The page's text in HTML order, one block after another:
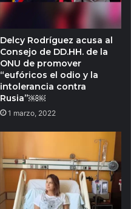
Delcy Rodríguez acusa al
Consejo de DD.HH. de la
ONU de promover
“eufóricos el odio y la
intolerancia contra
Rusia”￼￼
1 marzo, 2022